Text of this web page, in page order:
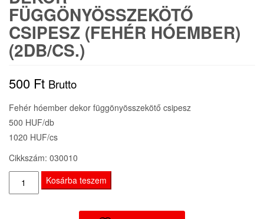
FÜGGÖNYÖSSZEKÖTŐ
CSIPESZ (FEHÉR HÓEMBER)
(2DB/CS.)
500 Ft Brutto
Fehér hóember dekor függönyösszekötő csipesz
500 HUF/db
1020 HUF/cs
Cikkszám: 030010
Dekor
függönyösszekötő
Kosárba teszem